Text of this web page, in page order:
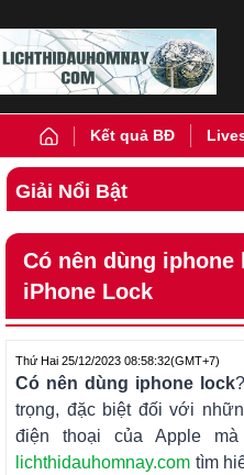
Kết quả BĐ
Giải Nổi Bật
Có nên dùng
iPhone Lock
Thứ Hai 25/12/2023 08:58:32(GMT+7)
Có nên dùng iphone lock
trọng, đặc biệt đối với
điện thoại của Apple
lichthidauhomnay.com tìm